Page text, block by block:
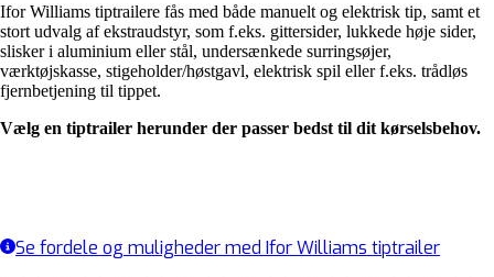
Ifor Williams tiptrailere fås med både manuelt og elektrisk tip, samt et
stort udvalg af ekstraudstyr, som f.eks. gittersider, lukkede høje sider,
slisker i aluminium eller stål, undersænkede surringsøjer,
værktøjskasse, stigeholder/høstgavl, elektrisk spil eller f.eks. trådløs
fjernbetjening til tippet.
Vælg en tiptrailer herunder der passer bedst til dit kørselsbehov.
Se fordele og muligheder med Ifor Williams tiptrailer